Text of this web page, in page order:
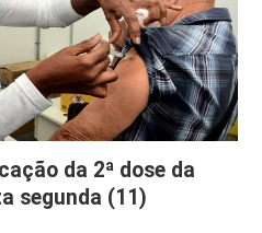
da 2ª dose da
segunda (11)